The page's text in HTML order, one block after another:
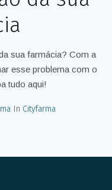
sua farmácia? Com a
esse problema com o
tudo aqui!
In Cityfarma